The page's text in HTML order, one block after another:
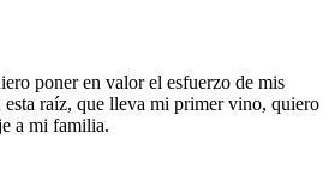
poner en valor el esfuerzo de mis
esta raíz, que lleva mi primer vino, quiero
a mi familia.